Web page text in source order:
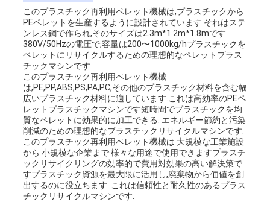
このプラスチック再利用ペレット機械は,プラスチックから
PEペレットを生産するように設計されています.それはステ
ンレス鋼で作られ,そのサイズは2.3m*1.2m*1.8mです.
380V/50Hzの電圧で,容量は200〜1000kg/hプラスチックを
ペレットにリサイクルするための理想的なペレットプラス
チックマシンです
このプラスチック再利用ペレット機械
は,PE,PP,ABS,PS,PA,PC,その他のプラスチック材料を含む幅
広いプラスチック材料に適しています.これは高効率のPEペ
レットプラスチックマシンです短時間でプラスチックを均
質なペレットに効果的に加工できる. エネルギー節約と汚染
削減のための理想的なプラスチックリサイクルマシンです.
このプラスチック再利用ペレット機械は 大規模な工業施設
から 小規模な企業まで 様々な用途で使用できますプラスチ
ックリサイクリングの効率的で費用対効果の高い解決策で
すプラスチック資源を最大限に活用し,廃棄物から価値を創
出するのに役立ちます. これは信頼性と耐久性のあるプラス
チックリサイクルマシンです.